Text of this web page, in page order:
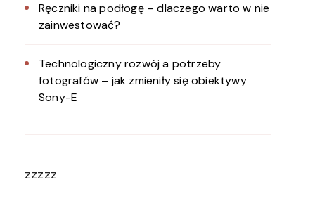
Ręczniki na podłogę – dlaczego warto w nie
zainwestować?
Technologiczny rozwój a potrzeby
fotografów – jak zmieniły się obiektywy
Sony-E
zzzzz